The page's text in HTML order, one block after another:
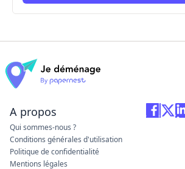
A propos
Qui sommes-nous ?
Conditions générales d'utilisation
Politique de confidentialité
Mentions légales